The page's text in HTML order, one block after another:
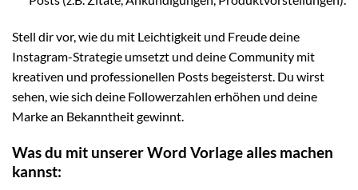
Stell dir vor, wie du mit Leichtigkeit und Freude deine
Instagram-Strategie umsetzt und deine Community mit
kreativen und professionellen Posts begeisterst. Du wirst
sehen, wie sich deine Followerzahlen erhöhen und deine
Marke an Bekanntheit gewinnt.
Was du mit unserer Word Vorlage alles machen
kannst: